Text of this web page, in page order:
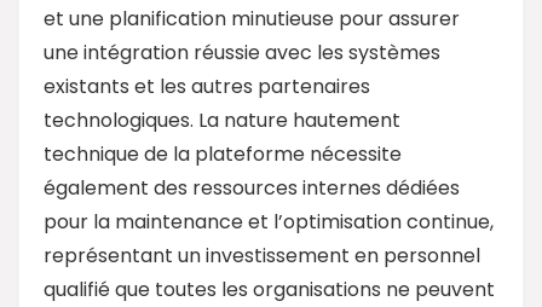
et une planification minutieuse pour assurer
une intégration réussie avec les systèmes
existants et les autres partenaires
technologiques. La nature hautement
technique de la plateforme nécessite
également des ressources internes dédiées
pour la maintenance et l’optimisation continue,
représentant un investissement en personnel
qualifié que toutes les organisations ne peuvent